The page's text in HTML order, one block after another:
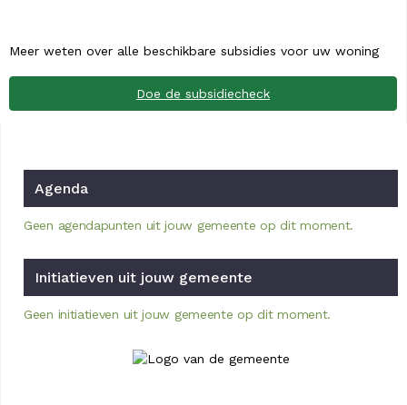
Meer weten over alle beschikbare subsidies voor uw woning
Doe de subsidiecheck
Agenda
Geen agendapunten uit jouw gemeente op dit moment.
Initiatieven uit jouw gemeente
Geen initiatieven uit jouw gemeente op dit moment.